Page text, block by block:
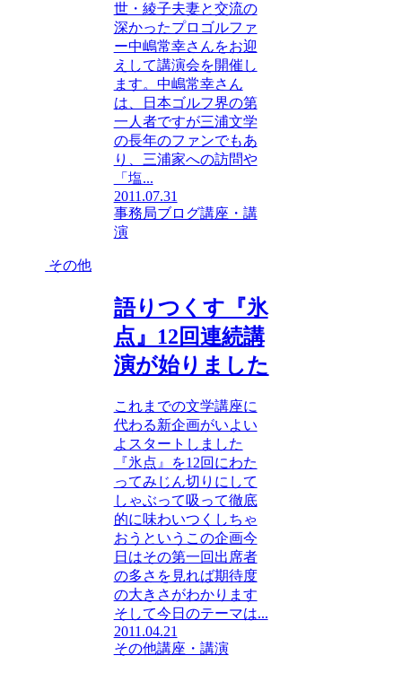
世・綾子夫妻と交流の
深かったプロゴルファ
ー中嶋常幸さんをお迎
えして講演会を開催し
ます。中嶋常幸さん
は、日本ゴルフ界の第
一人者ですが三浦文学
の長年のファンでもあ
り、三浦家への訪問や
「塩...
2011.07.31
事務局ブログ講座・講
演
その他
語りつくす『氷
点』12回連続講
演が始りました
これまでの文学講座に
代わる新企画がいよい
よスタートしました
『氷点』を12回にわた
ってみじん切りにして
しゃぶって吸って徹底
的に味わいつくしちゃ
おうというこの企画今
日はその第一回出席者
の多さを見れば期待度
の大きさがわかります
そして今日のテーマは...
2011.04.21
その他講座・講演